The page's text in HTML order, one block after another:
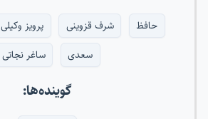
حافظ شرف قزوینی پرویز وکیلی
سعدی
ساغر نجاتی
گوینده‌ها: